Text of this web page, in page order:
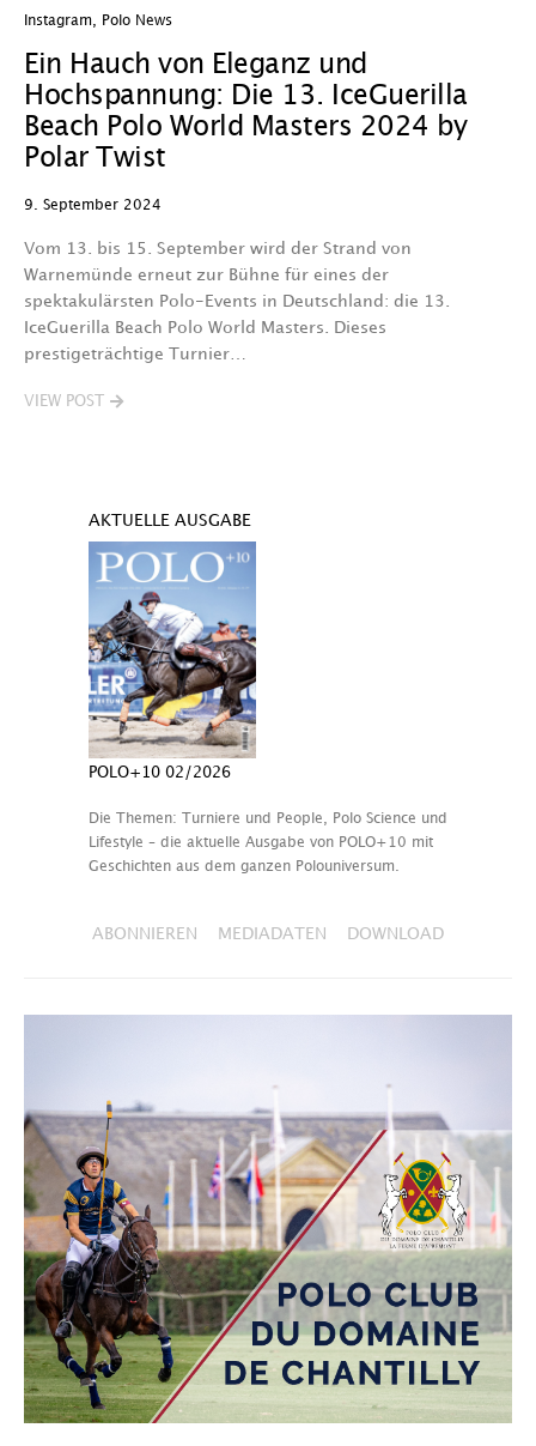
Instagram Polo News
Ein Hauch von Eleganz und
Hochspannung: Die 13. IceGuerilla
Beach Polo World Masters 2024 by
Polar Twist
9. September 2024
Vom 13. bis 15. September wird der Strand von
Warnemünde erneut zur Bühne für eines der
spektakulärsten Polo-Events in Deutschland: die 13.
IceGuerilla Beach Polo World Masters. Dieses
prestigeträchtige Turnier…
VIEW POST
AKTUELLE AUSGABE
POLO+10 02/2026
Die Themen: Turniere und People, Polo Science und
Lifestyle – die aktuelle Ausgabe von POLO+10 mit
Geschichten aus dem ganzen Polouniversum.
ABONNIEREN MEDIADATEN DOWNLOAD